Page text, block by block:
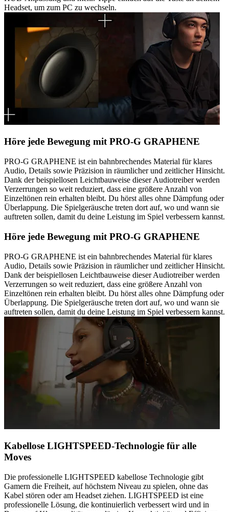
Headset, um zum PC zu wechseln.
Höre jede Bewegung mit PRO-G GRAPHENE
PRO-G GRAPHENE ist ein bahnbrechendes Material für klares
Audio, Details sowie Präzision in räumlicher und zeitlicher Hinsicht.
Dank der beispiellosen Leichtbauweise dieser Audiotreiber werden
Verzerrungen so weit reduziert, dass eine größere Anzahl von
Einzeltönen rein erhalten bleibt. Du hörst alles ohne Dämpfung oder
Überlappung. Die Spielgeräusche treten dort auf, wo und wann sie
auftreten sollen, damit du deine Leistung im Spiel verbessern kannst.
Höre jede Bewegung mit PRO-G GRAPHENE
PRO-G GRAPHENE ist ein bahnbrechendes Material für klares
Audio, Details sowie Präzision in räumlicher und zeitlicher Hinsicht.
Dank der beispiellosen Leichtbauweise dieser Audiotreiber werden
Verzerrungen so weit reduziert, dass eine größere Anzahl von
Einzeltönen rein erhalten bleibt. Du hörst alles ohne Dämpfung oder
Überlappung. Die Spielgeräusche treten dort auf, wo und wann sie
auftreten sollen, damit du deine Leistung im Spiel verbessern kannst.
Kabellose LIGHTSPEED-Technologie für alle
Moves
Die professionelle LIGHTSPEED kabellose Technologie gibt
Gamern die Freiheit, auf höchstem Niveau zu spielen, ohne das
Kabel stören oder am Headset ziehen. LIGHTSPEED ist eine
professionelle Lösung, die kontinuierlich verbessert wird und in